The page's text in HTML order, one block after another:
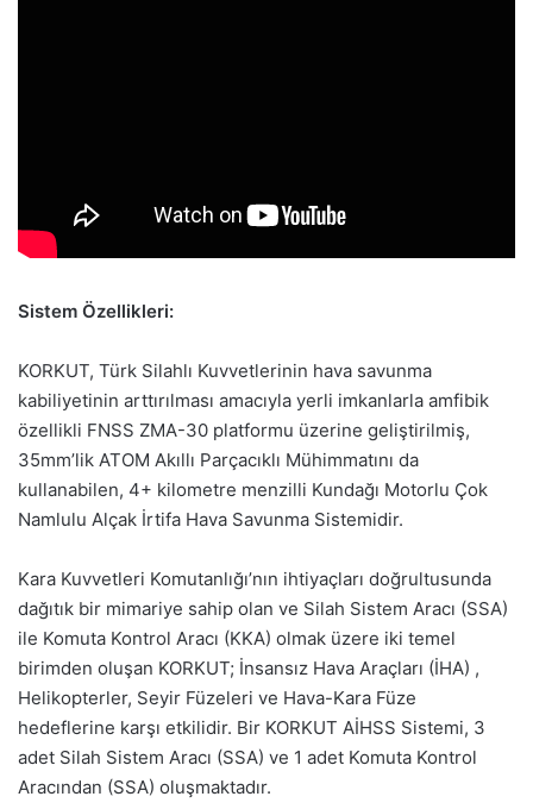
Sistem Özellikleri:
KORKUT, Türk Silahlı Kuvvetlerinin hava savunma
kabiliyetinin arttırılması amacıyla yerli imkanlarla amfibik
özellikli FNSS ZMA-30 platformu üzerine geliştirilmiş,
35mm’lik ATOM Akıllı Parçacıklı Mühimmatını da
kullanabilen, 4+ kilometre menzilli Kundağı Motorlu Çok
Namlulu Alçak İrtifa Hava Savunma Sistemidir.
Kara Kuvvetleri Komutanlığı’nın ihtiyaçları doğrultusunda
dağıtık bir mimariye sahip olan ve Silah Sistem Aracı (SSA)
ile Komuta Kontrol Aracı (KKA) olmak üzere iki temel
birimden oluşan KORKUT; İnsansız Hava Araçları (İHA) ,
Helikopterler, Seyir Füzeleri ve Hava-Kara Füze
hedeflerine karşı etkilidir. Bir KORKUT AİHSS Sistemi, 3
adet Silah Sistem Aracı (SSA) ve 1 adet Komuta Kontrol
Aracından (SSA) oluşmaktadır.